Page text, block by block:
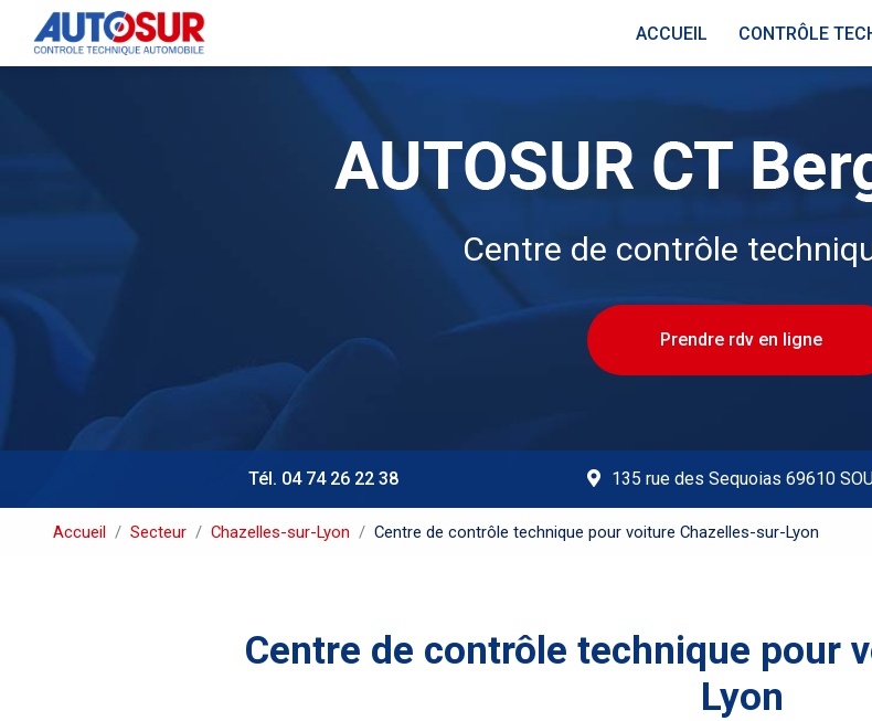
contenu
ACCUEIL
CONTRÔLE
Centre de contrôle
Prendre rdv en ligne
Tél. 04 74 26 22 38 135 rue des Sequoias 69610
Accueil Secteur Chazelles-sur-Lyon Centre de contrôle technique pour voiture Chazelles-sur-Lyon
Centre de contrôle technique pour
Lyon